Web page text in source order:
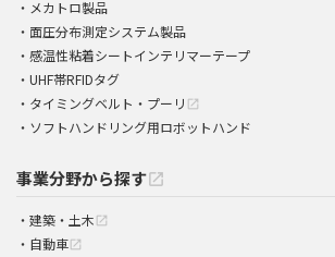
メカトロ製品
面圧分布測定システム製品
感温性粘着シートインテリマーテープ
UHF帯RFIDタグ
タイミングベルト・プーリ open_in_new
ソフトハンドリング用ロボットハンド
事業分野から探すopen_in_new
建築・土木 open_in_new
自動車 open_in_new